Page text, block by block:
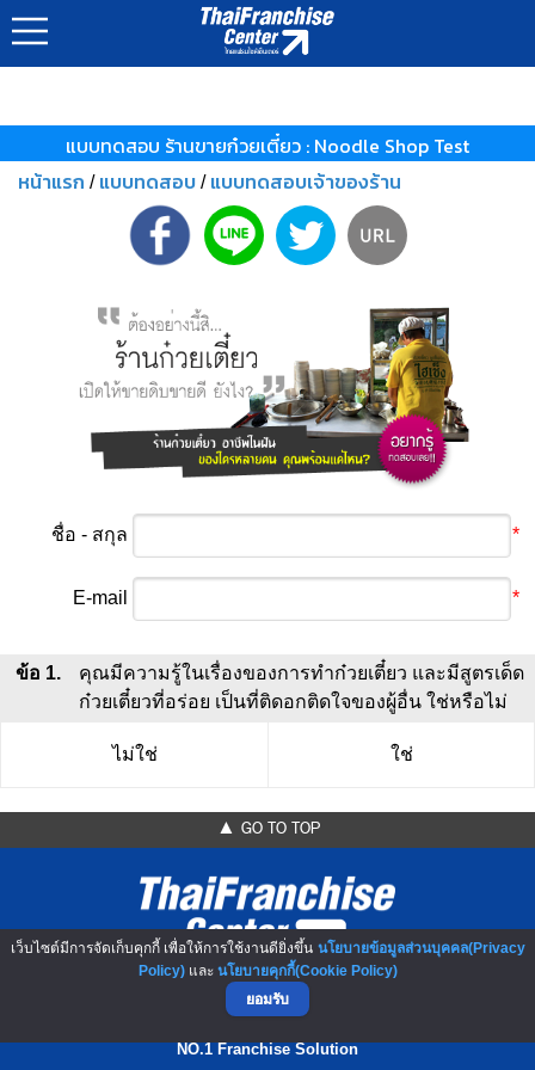
แบบทดสอบ ร้านขายก๋วยเตี๋ยว : Noodle Shop Test
หน้าแรก / แบบทดสอบ / แบบทดสอบเจ้าของร้าน
ชื่อ - สกุล *
E-mail *
ข้อ 1.
คุณมีความรู้ในเรื่องของการทำก๋วยเตี๋ยว และมีสูตรเด็ด
ก๋วยเตี๋ยวที่อร่อย เป็นที่ติดอกติดใจของผู้อื่น ใช่หรือไม่
ไม่ใช่ ใช่
▲ GO TO TOP
NO.1 Franchise Solution
เว็บไซต์มีการจัดเก็บคุกกี้ เพื่อให้การใช้งานดียิ่งขึ้น นโยบายข้อมูลส่วนบุคคล(Privacy
Policy)และ นโยบายคุกกี้(Cookie Policy)
ยอมรับ